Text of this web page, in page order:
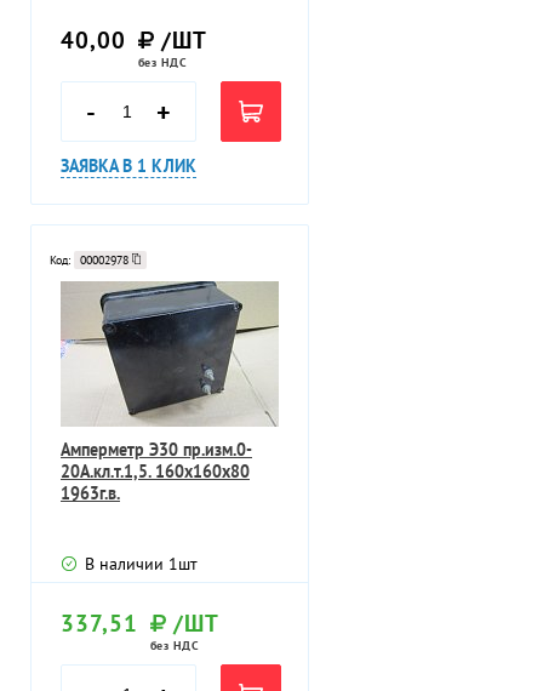
40,00 /ШТ
без НДС
- +
ЗАЯВКА В 1 КЛИК
Код: 00002978
Амперметр Э30 пр.изм.0-
20А.кл.т.1,5. 160х160х80
1963г.в.
В наличии 1шт
337,51 /ШТ
без НДС